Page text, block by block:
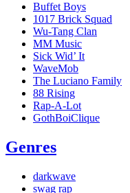
Buffet Boys
1017 Brick Squad
Wu-Tang Clan
MM Music
Sick Wid’ It
WaveMob
The Luciano Family
88 Rising
Rap-A-Lot
GothBoiClique
Genres
darkwave
swag rap